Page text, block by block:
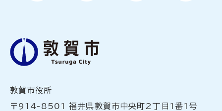
敦賀市役所
〒914-8501 福井県敦賀市中央町2丁目1番1号